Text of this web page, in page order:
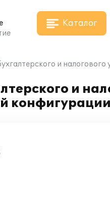
Каталог
и
и